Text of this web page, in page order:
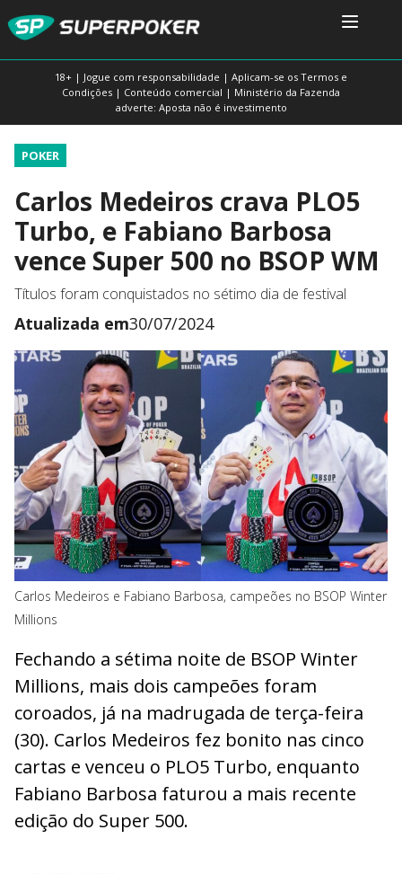
18+ | Jogue com responsabilidade | Aplicam-se os Termos e
Condições | Conteúdo comercial | Ministério da Fazenda
adverte: Aposta não é investimento
POKER
Carlos Medeiros crava PLO5
Turbo, e Fabiano Barbosa
vence Super 500 no BSOP WM
Títulos foram conquistados no sétimo dia de festival
Atualizada em30/07/2024
Carlos Medeiros e Fabiano Barbosa, campeões no BSOP Winter
Millions
Fechando a sétima noite de BSOP Winter
Millions, mais dois campeões foram
coroados, já na madrugada de terça-feira
(30). Carlos Medeiros fez bonito nas cinco
cartas e venceu o PLO5 Turbo, enquanto
Fabiano Barbosa faturou a mais recente
edição do Super 500.